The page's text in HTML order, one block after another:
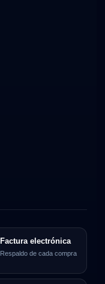
Factura electrónica
Respaldo de cada compra